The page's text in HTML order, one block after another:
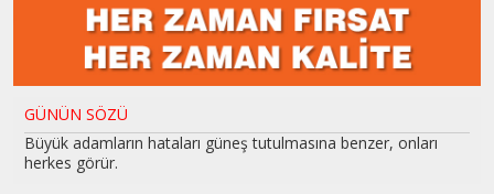
GÜNÜN SÖZÜ
Büyük adamların hataları güneş tutulmasına benzer, onları
herkes görür.